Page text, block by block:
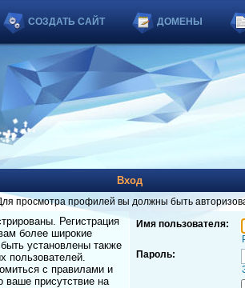
СОЗДАТЬ САЙТ ДОМЕНЫ
Вход
просмотра профилей вы должны быть
Регистрация
более широкие
установлены также
пользователей.
с правилами и
ваше присутствие на
Имя пользователя:
Пароль: